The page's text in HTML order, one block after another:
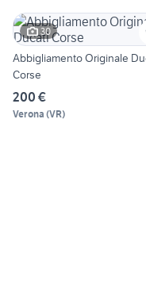
30
Abbigliamento Originale
Corse
200 €
Verona (VR)